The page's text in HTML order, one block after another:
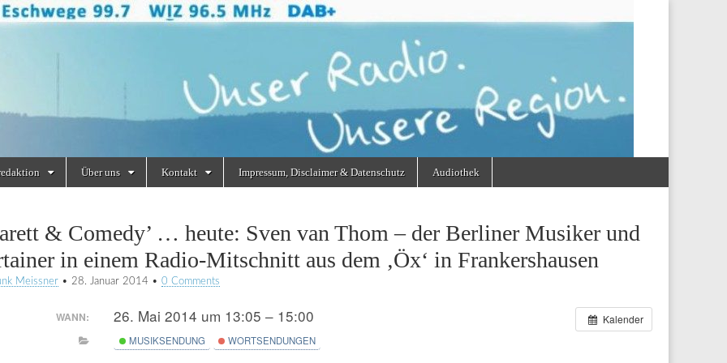
Über uns Kontakt Impressum, Disclaimer & Datenschutz Audiothek
& Comedy’ … heute: Sven van Thom – der Berliner Musiker und
in einem Radio-Mitschnitt aus dem ‚Öx‘ in Frankershausen
Meissner • 28. Januar 2014 • 0 Comments
Kalender
WANN: 26. Mai 2014 um 13:05 – 15:00
MUSIKSENDUNG WORTSENDUNGEN